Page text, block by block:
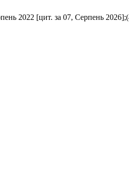
2022 [цит. за 07, Серпень